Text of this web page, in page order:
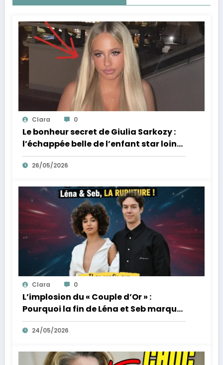
Clara 0
Le bonheur secret de Giulia Sarkozy :
l’échappée belle de l’enfant star loin
des tumultes familiaux.
26/05/2026
Clara 0
L’implosion du « Couple d’Or » :
Pourquoi la fin de Léna et Seb marque
la fin de l’innocence sur YouTube
24/05/2026